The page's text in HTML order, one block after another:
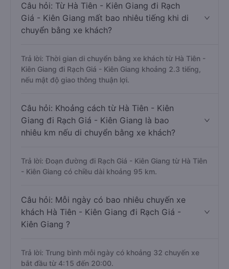
Câu hỏi: Từ Hà Tiên - Kiên Giang đi Rạch
Giá - Kiên Giang mất bao nhiêu tiếng khi di
chuyển bằng xe khách?
Trả lời: Thời gian di chuyển bằng xe khách từ Hà Tiên -
Kiên Giang đi Rạch Giá - Kiên Giang khoảng 2.3 tiếng,
nếu mật độ giao thông thuận lợi.
Câu hỏi: Khoảng cách từ Hà Tiên - Kiên
Giang đi Rạch Giá - Kiên Giang là bao
nhiêu km nếu di chuyển bằng xe khách?
Trả lời: Đoạn đường đi Rạch Giá - Kiên Giang từ Hà Tiên
- Kiên Giang có chiều dài khoảng 95 km.
Câu hỏi: Mỗi ngày có bao nhiêu chuyến xe
khách Hà Tiên - Kiên Giang đi Rạch Giá -
Kiên Giang ?
Trả lời: Trung bình mỗi ngày có khoảng 32 chuyến xe
bắt đầu từ 4:15 đến 20:00.